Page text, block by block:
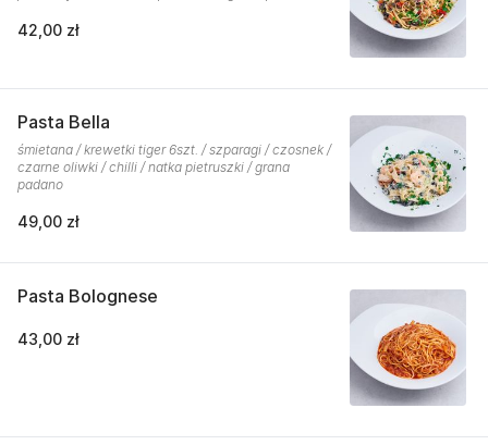
42,00 zł
Pasta Bella
śmietana / krewetki tiger 6szt. / szparagi / czosnek /
czarne oliwki / chilli / natka pietruszki / grana
padano
49,00 zł
Pasta Bolognese
43,00 zł